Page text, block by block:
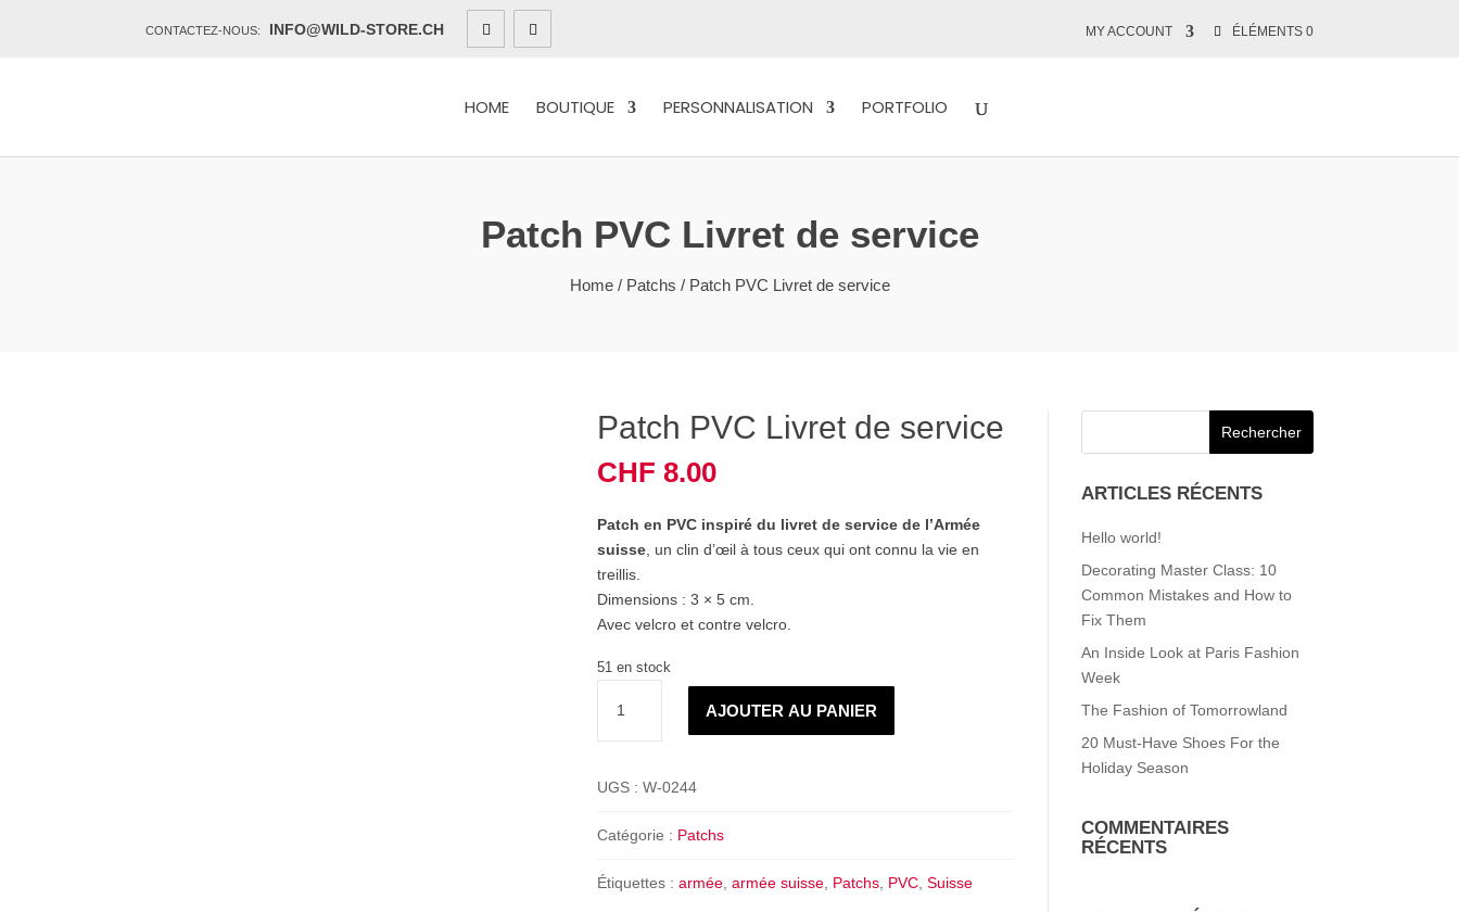
CONTACTEZ-NOUS: INFO@WILD-STORE.CH MY ACCOUNT ÉLÉMENTS 0
HOME BOUTIQUE PERSONNALISATION PORTFOLIO
Patch PVC Livret de service
Home/ Patchs / Patch PVC Livret de service
Patch PVC Livret de service
CHF 8.00
Patch en PVC inspiré du livret de service de l’Armée
suisse, un clin d’œil à tous ceux qui ont connu la vie en
treillis.
Dimensions : 3 × 5 cm.
Avec velcro et contre velcro.
51 en stock
Patch
Livret
service
AJOUTER AU PANIER
UGS : W-0244
Catégorie : Patchs
Étiquettes : armée, armée suisse, Patchs, PVC, Suisse
ARTICLES RÉCENTS
Hello world!
Decorating Master Class: 10
Common Mistakes and How to
Fix Them
An Inside Look at Paris Fashion
Week
The Fashion of Tomorrowland
20 Must-Have Shoes For the
Holiday Season
COMMENTAIRES
RÉCENTS